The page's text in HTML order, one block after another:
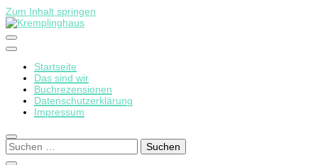
Zum Inhalt springen
Kremplinghaus
Startseite
Das sind wir
Buchrezensionen
Datenschutzerklärung
Impressum
Suchen
nach: